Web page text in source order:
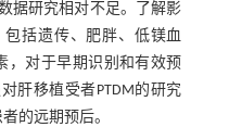
据研究相对不足。了解影
包括遗传、肥胖、低镁血
，对于早期识别和有效预
肝移植受者PTDM的研究
的远期预后。